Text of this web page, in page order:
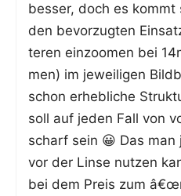
bes­ser, doch es kommt
den bevor­zug­ten
te­ren ein­zoo­men bei
men) im jewei­li­gen
schon erheb­li­che
soll auf jeden Fall von
scharf sein 😀 Das
vor der Lin­se nut­zen
bei dem Preis zum